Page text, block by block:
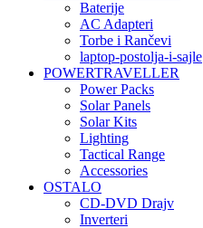
Baterije
AC Adapteri
Torbe i Rančevi
laptop-postolja-i-sajle
POWERTRAVELLER
Power Packs
Solar Panels
Solar Kits
Lighting
Tactical Range
Accessories
OSTALO
CD-DVD Drajv
Inverteri